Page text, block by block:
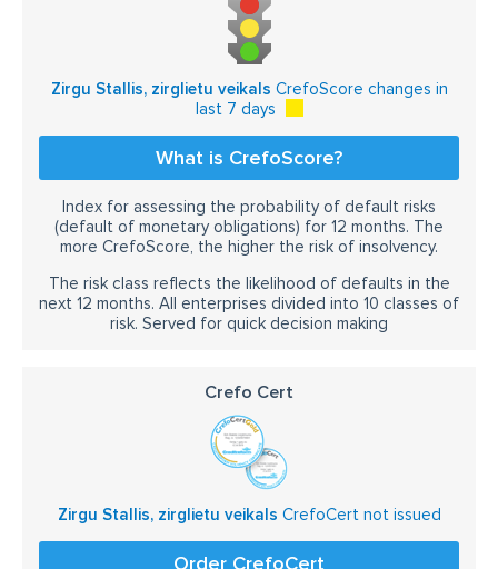
Zirgu Stallis, zirglietu veikals CrefoScore changes in
last 7 days
What is CrefoScore?
Index for assessing the probability of default risks
(default of monetary obligations) for 12 months. The
more CrefoScore, the higher the risk of insolvency.
The risk class reflects the likelihood of defaults in the
next 12 months. All enterprises divided into 10 classes of
risk. Served for quick decision making
Crefo Cert
Zirgu Stallis, zirglietu veikals CrefoCert not issued
Order CrefoCert